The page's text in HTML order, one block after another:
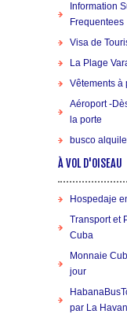
Information
Frequentees
Visa de
La Plage
Vêtements à
Aéroport -
la porte
busco
À VOL D'OISEAU
Hospedaje
Transport et
Cuba
Monnaie
jour
par La